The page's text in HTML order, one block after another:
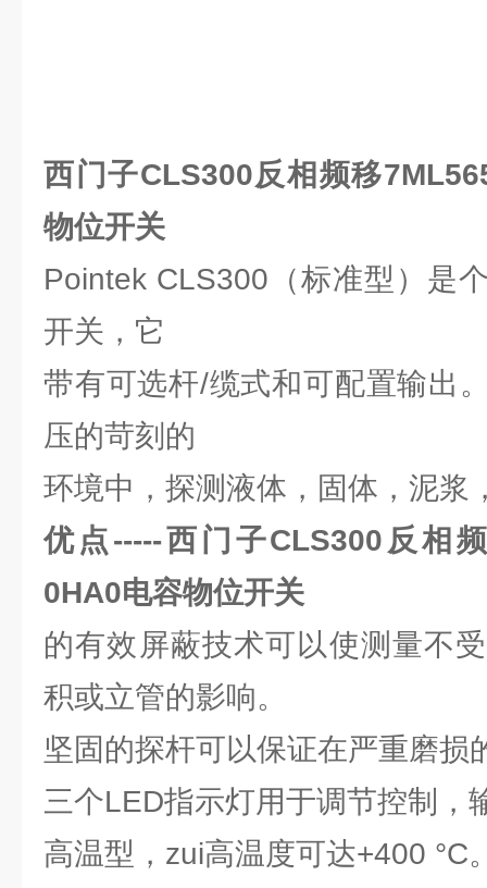
西门子CLS300反相频移
物位开关
Pointek CLS300（标准型）是
开关，它
带有可选杆/缆式和可配置输出
压的苛刻的
环境中，探测液体，固体，泥浆
优点-----西门子CLS300反相
0HA0电容物位开关
的有效屏蔽技术可以使测量不
积或立管的影响。
坚固的探杆可以保证在严重磨损
三个LED指示灯用于调节控制，
高温型，zui高温度可达+400 °C